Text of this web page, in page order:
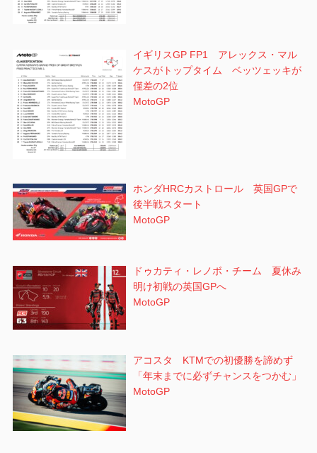
イギリスGP FP1 アレックス・マル
ケスがトップタイム ベッツェッキが
僅差の2位
MotoGP
ホンダHRCカストロール 英国GPで
後半戦スタート
MotoGP
ドゥカティ・レノボ・チーム 夏休み
明け初戦の英国GPへ
MotoGP
アコスタ KTMでの初優勝を諦めず
「年末までに必ずチャンスをつかむ」
MotoGP